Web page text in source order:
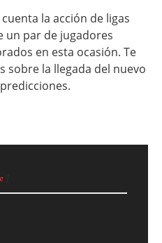
la acción de ligas
un par de jugadores
en esta ocasión. Te
sobre la llegada del nuevo